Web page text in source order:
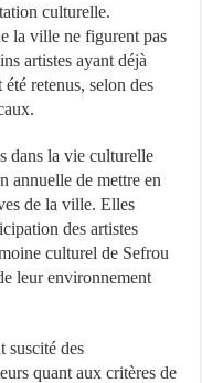
culturelle.
la ville ne figurent pas
artistes ayant déjà
retenus, selon des
dans la vie culturelle
annuelle de mettre en
de la ville. Elles
des artistes
culturel de Sefrou
leur environnement
suscité des
quant aux critères de